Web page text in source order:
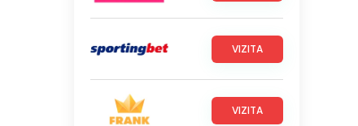
VIZITA
VIZITA